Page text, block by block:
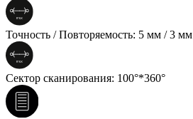
Точность / Повторяемость: 5 мм / 3 мм
Сектор сканирования: 100°*360°